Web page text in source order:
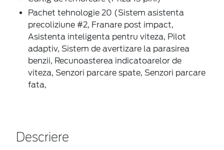
Pachet tehnologie 20 (Sistem asistenta
precoliziune #2, Franare post impact,
Asistenta inteligenta pentru viteza, Pilot
adaptiv, Sistem de avertizare la parasirea
benzii, Recunoasterea indicatoarelor de
viteza, Senzori parcare spate, Senzori parcare
fata,
Descriere